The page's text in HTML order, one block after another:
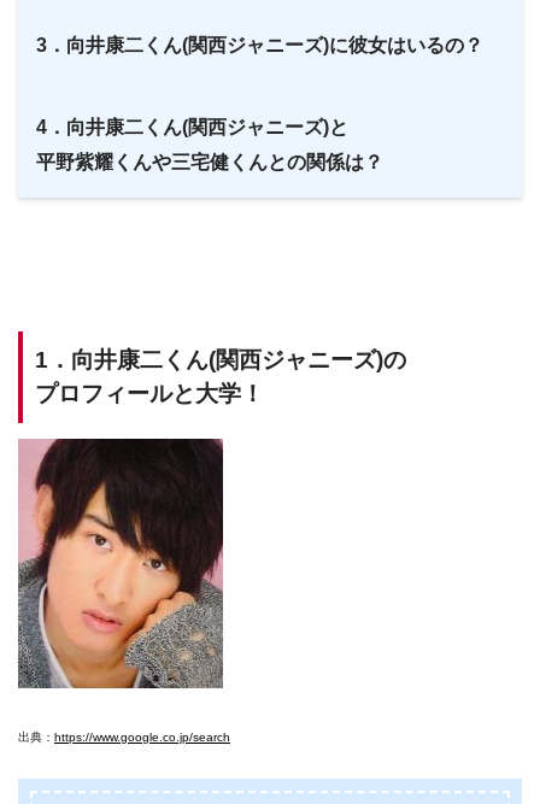
3．向井康二くん(関西ジャニーズ)に彼女はいるの？
4．向井康二くん(関西ジャニーズ)と
平野紫耀くんや三宅健くんとの関係は？
1．向井康二くん(関西ジャニーズ)の
プロフィールと大学！
出典： https://www.google.co.jp/search